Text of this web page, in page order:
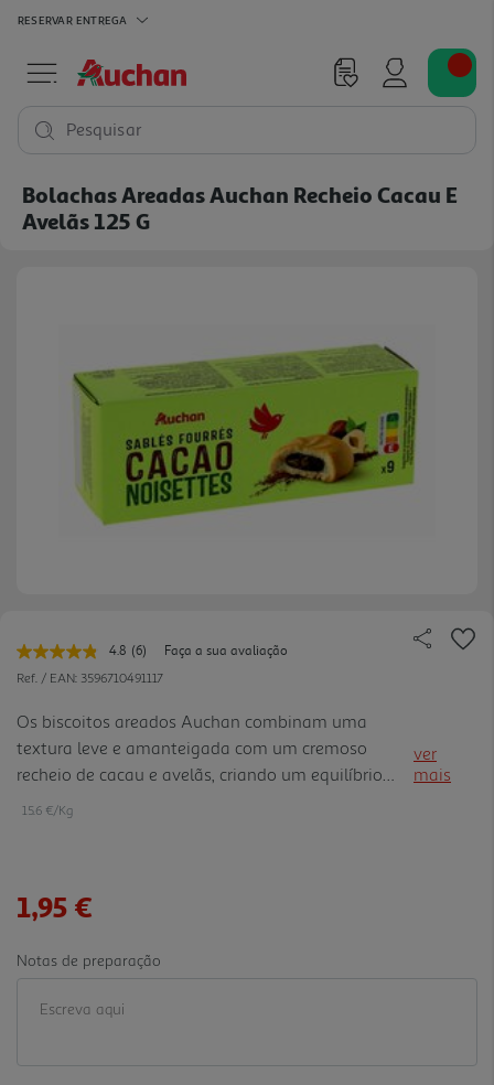
RESERVAR ENTREGA
Pesquisar
Bolachas Areadas Auchan Recheio Cacau E
Avelãs 125 G
4.8 Leu
6
Link
para
a
página.
(6)
Faça a sua avaliação
Ref. / EAN: 3596710491117
Os biscoitos areados Auchan combinam uma
textura leve e amanteigada com um cremoso
recheio de cacau e avelãs, criando um equilíbrio
perfeito entre doçura e intensidade. Ideais para
suavidade em cada dentada.
ver
mais
15.6 €/Kg
1,95 €
Notas de preparação